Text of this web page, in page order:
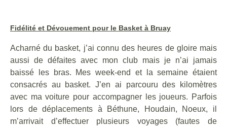
Fidélité et Dévouement pour le Basket à Bruay
Acharné du basket, j’ai connu des heures de gloire mais
aussi de défaites avec mon club mais je n’ai jamais
baissé les bras. Mes week-end et la semaine étaient
consacrés au basket. J’en ai parcouru des kilomètres
avec ma voiture pour accompagner les joueurs. Parfois
lors de déplacements à Béthune, Houdain, Noeux, il
m’arrivait d’effectuer plusieurs voyages (fautes de